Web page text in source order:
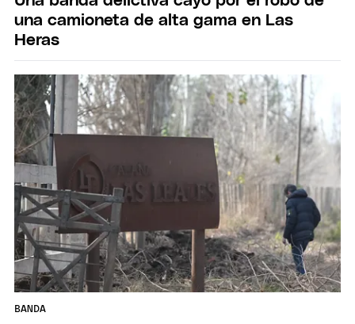
una camioneta de alta gama en Las
Heras
BANDA